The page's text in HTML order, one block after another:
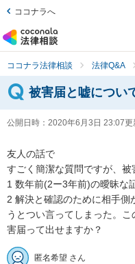
ココナラへ
ココナラ法律相談 法律Q&A
被害届と嘘につい
公開日時： 2020年6月3日 23:07更
友人の話で
すごく簡潔な質問ですが、被
1 数年前(2ー3年前)の曖昧な
2 解決と確認のために相手側
うとつい言ってしまった。
害届って出せますか？
匿名希望 さん